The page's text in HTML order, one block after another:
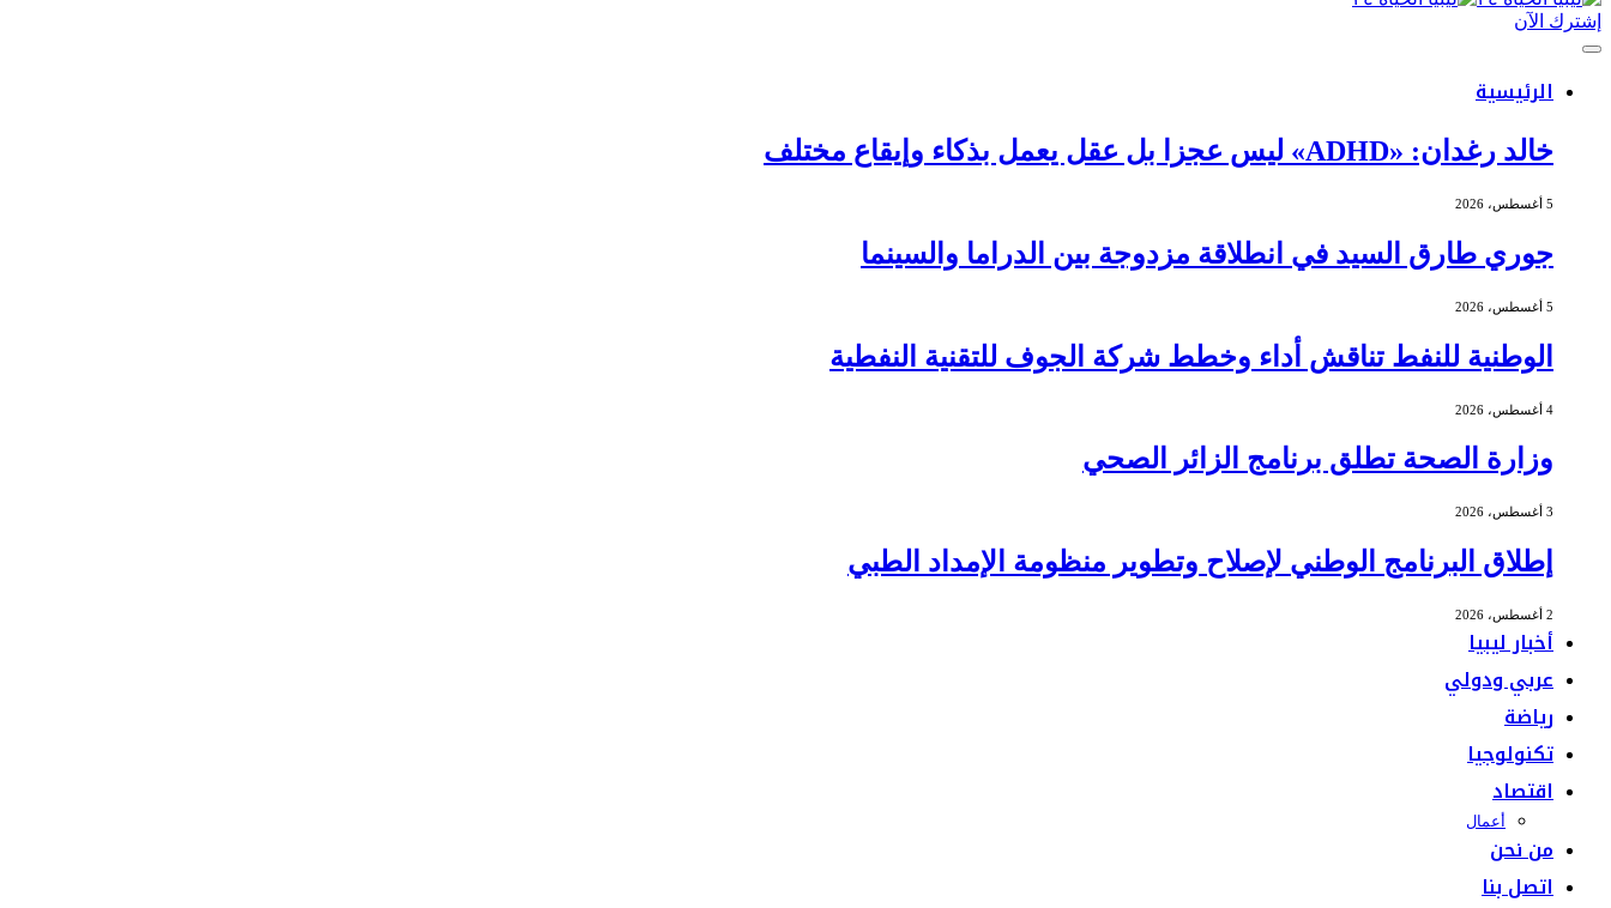
إشترك الآن
الرئيسية
خالد رغدان: «ADHD» ليس عجزا بل عقل يعمل بذكاء وإيقاع مختلف
5 أغسطس، 2026
جوري طارق السيد في انطلاقة مزدوجة بين الدراما والسينما
5 أغسطس، 2026
الوطنية للنفط تناقش أداء وخطط شركة الجوف للتقنية النفطية
4 أغسطس، 2026
وزارة الصحة تطلق برنامج الزائر الصحي
3 أغسطس، 2026
إطلاق البرنامج الوطني لإصلاح وتطوير منظومة الإمداد الطبي
2 أغسطس، 2026
أخبار ليبيا
عربي ودولي
رياضة
تكنولوجيا
اقتصاد
أعمال
من نحن
اتصل بنا